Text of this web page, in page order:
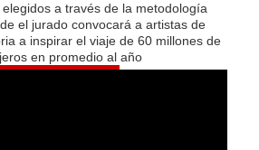
a través de la metodología
el jurado convocará a artistas de
a inspirar el viaje de 60 millones de
en promedio al año